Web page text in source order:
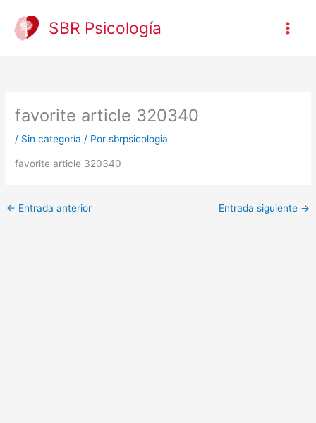
contenido
SBR Psicología
favorite article 320340
/ Sin categoría / Porsbrpsicologia
favorite article 320340
← Entrada anterior Entrada siguiente →